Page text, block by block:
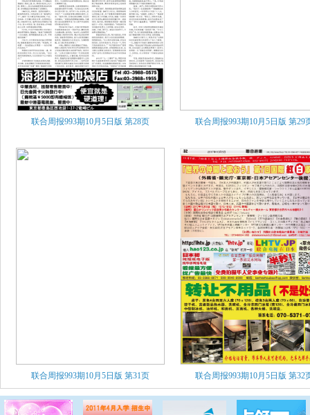
联合周报993期10月5日版 第28页 联合周报993期10月5日版 第29
联合周报993期10月5日版 第31页 联合周报993期10月5日版 第32